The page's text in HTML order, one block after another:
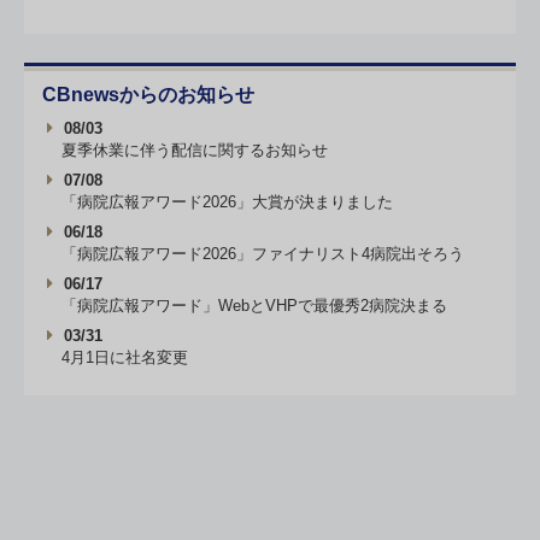
CBnewsからのお知らせ
08/03
夏季休業に伴う配信に関するお知らせ
07/08
「病院広報アワード2026」大賞が決まりました
06/18
「病院広報アワード2026」ファイナリスト4病院出そろう
06/17
「病院広報アワード」WebとVHPで最優秀2病院決まる
03/31
4月1日に社名変更